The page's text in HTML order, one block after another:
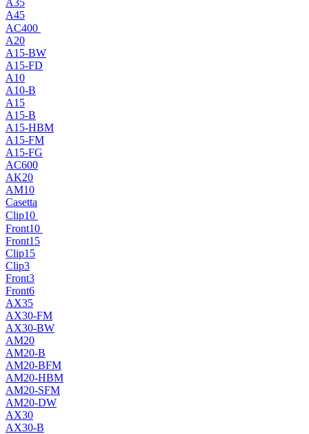
A45
AC400
A20
A15-BW
A15-FD
A10
A10-B
A15
A15-B
A15-HBM
A15-FM
A15-FG
AC600
AK20
AM10
Casetta
Clip10
Front10
Front15
Clip15
Clip3
Front3
Front6
AX35
AX30-FM
AX30-BW
AM20
AM20-B
AM20-BFM
AM20-HBM
AM20-SFM
AM20-DW
AX30
AX30-B